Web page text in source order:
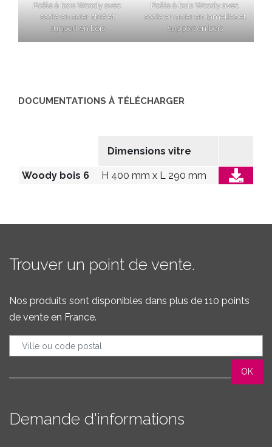
Poêle à bois Woody avec
socle en acier strié et
support en bois
Poêle à bois Woody avec
socle en acier en lamelles et
support en bois
DOCUMENTATIONS À TÉLÉCHARGER
Dimensions vitre
Woody bois 6 H 400 mm x L 290 mm
Trouver un point de vente.
Nos produits sont disponibles dans plus de 110 points
de vente en France.
Demande d'informations